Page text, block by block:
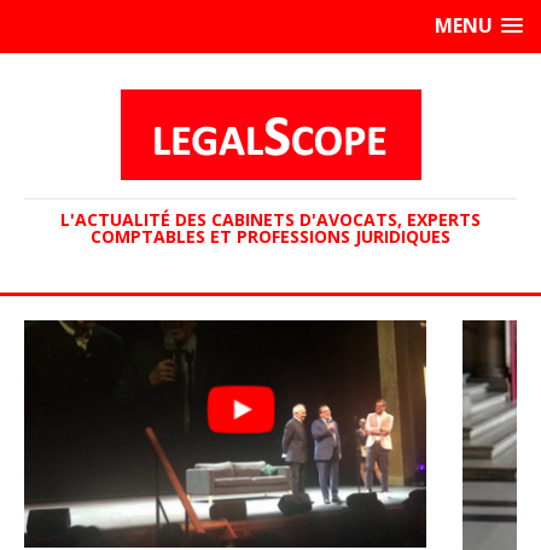
MENU
L'ACTUALITÉ DES CABINETS D'AVOCATS, EXPERTS
COMPTABLES ET PROFESSIONS JURIDIQUES